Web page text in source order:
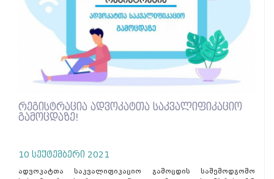
რეგისტრაცია ადვოკატთა საკვალიფიკაციო
გამოცდაზე!
10 სექტემბერი 2021
ადვოკატთა საკვალიფიკაციო გამოცდის საშემოდგომო